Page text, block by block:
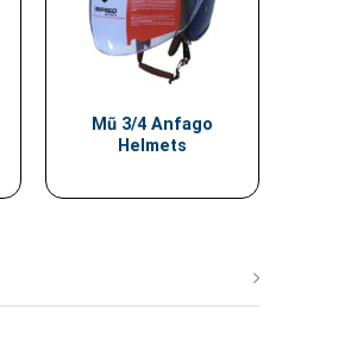
Mũ 3/4 Anfago
Helmets